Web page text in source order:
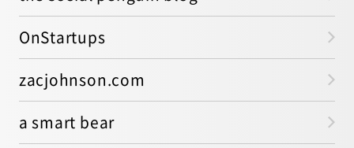
OnStartups
zacjohnson.com
a smart bear